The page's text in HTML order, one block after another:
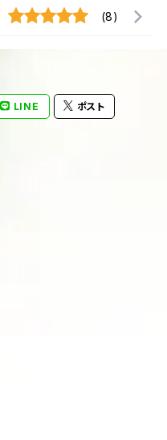
(8)
LINE ポスト